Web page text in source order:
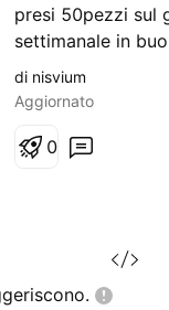
presi 50pezzi sul
settimanale in
alle medie 20 e
Timeframe,
crudo e argento,
di nisvium
Aggiornato
0